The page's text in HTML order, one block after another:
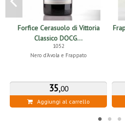
Forfice Cerasuolo di Vittoria
Classico DOCG...
1052
Nero d'Avola e Frappato
35,00
Aggiungi al carrello